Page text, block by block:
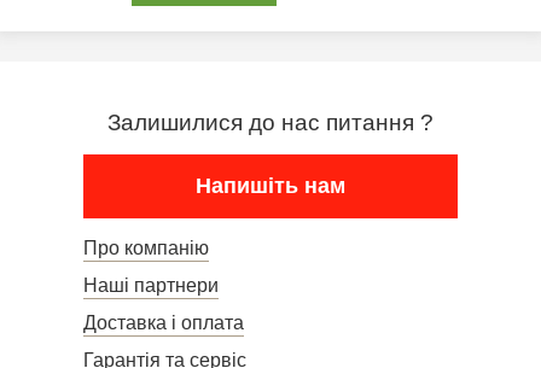
Залишилися до нас питання ?
Напишіть нам
Про компанію
Наші партнери
Доставка і оплата
Гарантія та сервіс